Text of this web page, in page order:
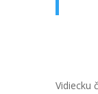
Vidiecku